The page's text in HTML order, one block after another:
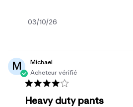
Date
03/10/26
M
Michael
Acheteur vérifié
Heavy duty pants